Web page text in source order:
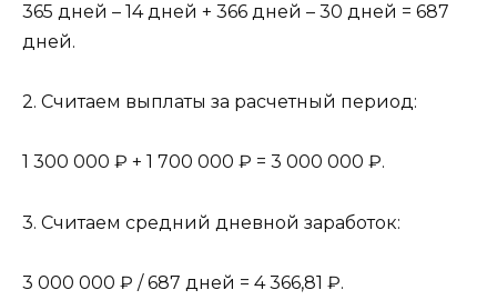
365 дней – 14 дней + 366 дней – 30 дней = 687
дней.
2. Считаем выплаты за расчетный период:
1 300 000 ₽ + 1 700 000 ₽ = 3 000 000 ₽.
3. Считаем средний дневной заработок:
3 000 000 ₽ / 687 дней = 4 366,81 ₽.